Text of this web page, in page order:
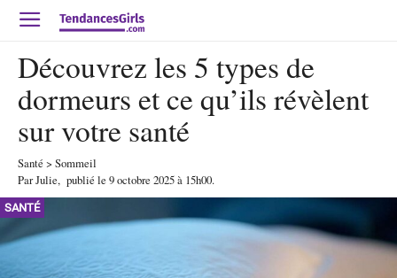
Découvrez les 5 types de
dormeurs et ce qu’ils révèlent
sur votre santé
Santé > Sommeil
ParJulie, publié le 9 octobre 2025à 15h00.
SANTÉ